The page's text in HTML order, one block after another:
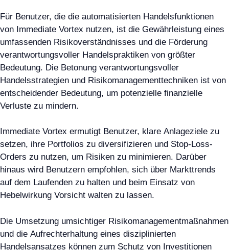
Für Benutzer, die die automatisierten Handelsfunktionen
von Immediate Vortex nutzen, ist die Gewährleistung eines
umfassenden Risikoverständnisses und die Förderung
verantwortungsvoller Handelspraktiken von größter
Bedeutung. Die Betonung verantwortungsvoller
Handelsstrategien und Risikomanagementtechniken ist von
entscheidender Bedeutung, um potenzielle finanzielle
Verluste zu mindern.
Immediate Vortex ermutigt Benutzer, klare Anlageziele zu
setzen, ihre Portfolios zu diversifizieren und Stop-Loss-
Orders zu nutzen, um Risiken zu minimieren. Darüber
hinaus wird Benutzern empfohlen, sich über Markttrends
auf dem Laufenden zu halten und beim Einsatz von
Hebelwirkung Vorsicht walten zu lassen.
Die Umsetzung umsichtiger Risikomanagementmaßnahmen
und die Aufrechterhaltung eines disziplinierten
Handelsansatzes können zum Schutz von Investitionen